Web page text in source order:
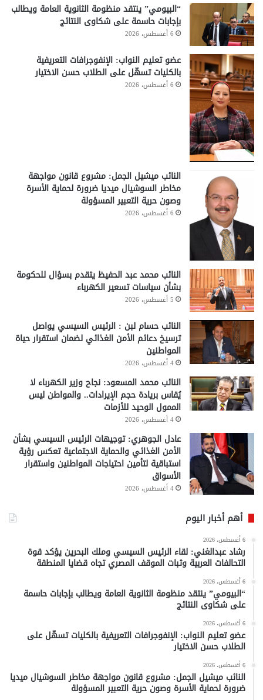
“البيومي” ينتقد منظومة الثانوية العامة ويطالب
بإجابات حاسمة على شكاوى النتائج
6 أغسطس، 2026
عضو تعليم النواب: الإنفوجرافات التعريفية
بالكليات تسهّل على الطلاب حسن الاختيار
6 أغسطس، 2026
النائب ميشيل الجمل: مشروع قانون مواجهة
مخاطر السوشيال ميديا ضرورة لحماية الأسرة
وصون حرية التعبير المسؤولة
6 أغسطس، 2026
النائب محمد عبد الحفيظ يتقدم بسؤال للحكومة
بشأن سياسات تسعير الكهرباء
5 أغسطس، 2026
النائب حسام لبن : الرئيس السيسي يواصل
ترسيخ دعائم الأمن الغذائي لضمان استقرار حياة
المواطنين
4 أغسطس، 2026
النائب محمد المسعود: نجاح وزير الكهرباء لا
يُقاس بريادة حجم الإيرادات.. والمواطن ليس
الممول الوحيد للأزمات
4 أغسطس، 2026
عادل الجوهري: توجيهات الرئيس السيسي بشأن
الأمن الغذائي والحماية الاجتماعية تعكس رؤية
استباقية لتأمين احتياجات المواطنين واستقرار
الأسواق
4 أغسطس، 2026
أهم أخبار اليوم
6 أغسطس، 2026
رشاد عبدالغني: لقاء الرئيس السيسي وملك البحرين يؤكد قوة
التحالفات العربية وثبات الموقف المصري تجاه قضايا المنطقة
6 أغسطس، 2026
“البيومي” ينتقد منظومة الثانوية العامة ويطالب بإجابات حاسمة
على شكاوى النتائج
6 أغسطس، 2026
عضو تعليم النواب: الإنفوجرافات التعريفية بالكليات تسهّل على
الطلاب حسن الاختيار
6 أغسطس، 2026
النائب ميشيل الجمل: مشروع قانون مواجهة مخاطر السوشيال ميديا
ضرورة لحماية الأسرة وصون حرية التعبير المسؤولة